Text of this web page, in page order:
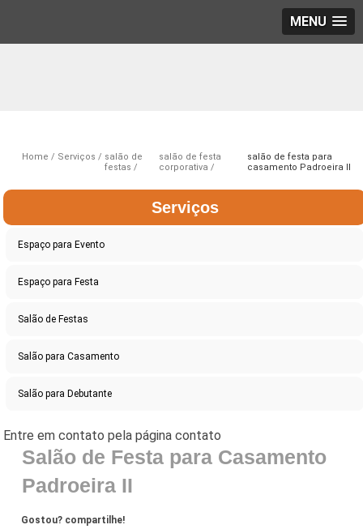
MENU
Home Serviços
salão de
festas
salão de festa
corporativa
salão de festa para
casamento Padroeira II
Serviços
Espaço para Evento
Espaço para Festa
Salão de Festas
Salão para Casamento
Salão para Debutante
Salão de Festa para Casamento
Padroeira II
Gostou? compartilhe!